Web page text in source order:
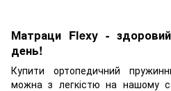
Матраци Flexy - здоровий
день!
Купити ортопедичний
можна з легкістю на нашому